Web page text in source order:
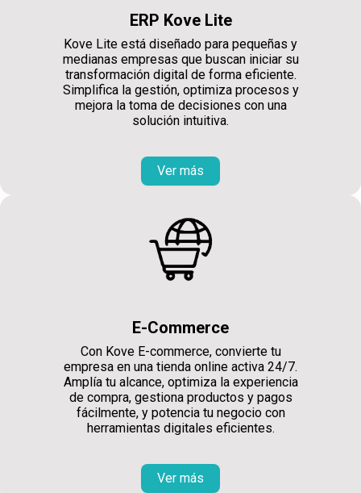
ERP Kove Lite
Kove Lite está diseñado para pequeñas y
medianas empresas que buscan iniciar su
transformación digital de forma eficiente.
Simplifica la gestión, optimiza procesos y
mejora la toma de decisiones con una
solución intuitiva.
Ver más
E-Commerce
Con Kove E-commerce, convierte tu
empresa en una tienda online activa 24/7.
Amplía tu alcance, optimiza la experiencia
de compra, gestiona productos y pagos
fácilmente, y potencia tu negocio con
herramientas digitales eficientes.
Ver más